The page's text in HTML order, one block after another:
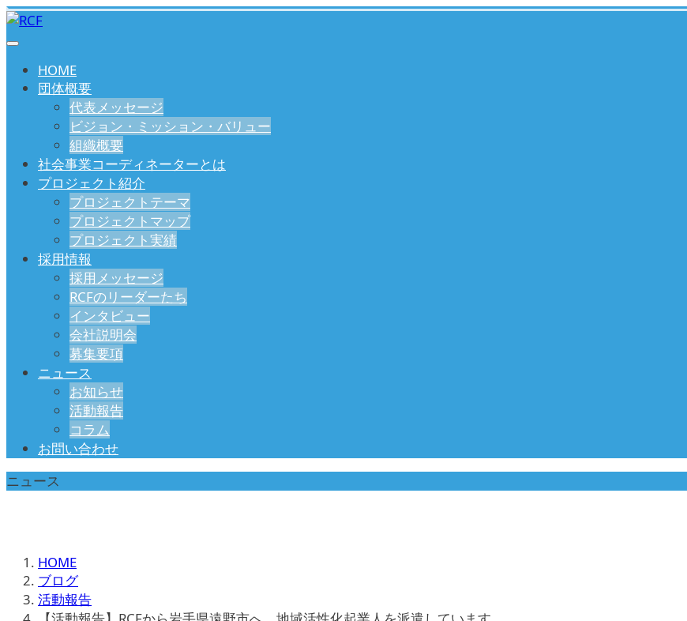
HOME
団体概要
代表メッセージ
ビジョン・ミッション・バリュー
組織概要
社会事業コーディネーターとは
プロジェクト紹介
プロジェクトテーマ
プロジェクトマップ
プロジェクト実績
採用情報
採用メッセージ
RCFのリーダーたち
インタビュー
会社説明会
募集要項
ニュース
お知らせ
活動報告
コラム
お問い合わせ
ニュース
HOME
ブログ
活動報告